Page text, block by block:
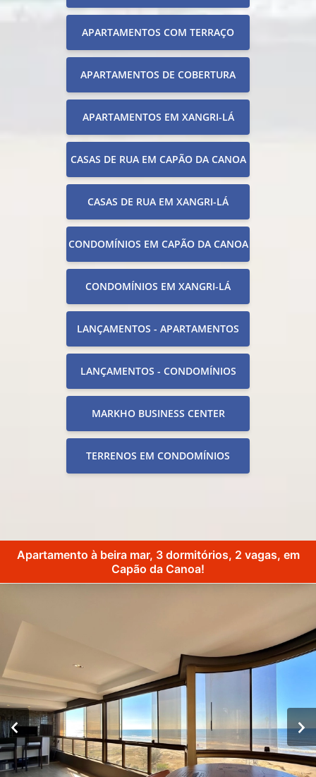
APARTAMENTOS COM TERRAÇO
APARTAMENTOS DE COBERTURA
APARTAMENTOS EM XANGRI-LÁ
CASAS DE RUA EM CAPÃO DA CANOA
CASAS DE RUA EM XANGRI-LÁ
CONDOMÍNIOS EM CAPÃO DA CANOA
CONDOMÍNIOS EM XANGRI-LÁ
LANÇAMENTOS - APARTAMENTOS
LANÇAMENTOS - CONDOMÍNIOS
MARKHO BUSINESS CENTER
TERRENOS EM CONDOMÍNIOS
Apartamento à beira mar, 3 dormitórios, 2 vagas, em
Capão da Canoa!